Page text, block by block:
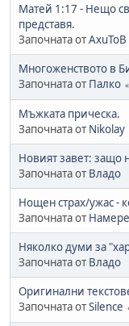
Матей 1:17 - Нещо
представя.
Започната отAxuToB
Многоженството в
Започната от Палко
Мъжката прическа.
Започната от Nikolay
Новият завет: защо
Започната от Владо
Нощен страх/ужас -
Започната от
Няколко думи за
Започната от Владо
Оригинални
Започната отSilence